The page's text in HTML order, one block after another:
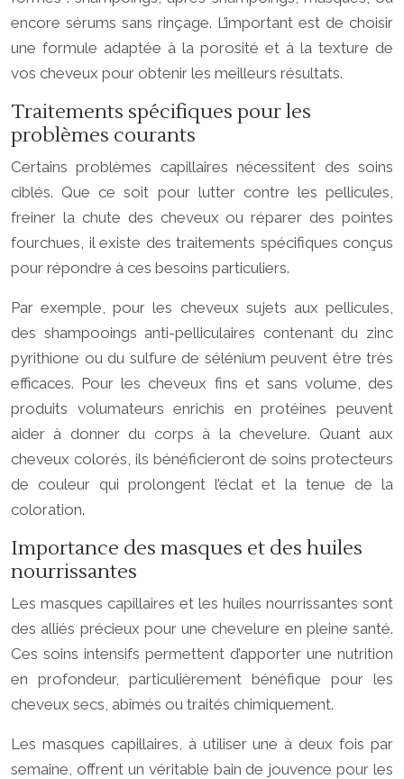
encore sérums sans rinçage. L’important est de choisir
une formule adaptée à la porosité et à la texture de
vos cheveux pour obtenir les meilleurs résultats.
Traitements spécifiques pour les
problèmes courants
Certains problèmes capillaires nécessitent des soins
ciblés. Que ce soit pour lutter contre les pellicules,
freiner la chute des cheveux ou réparer des pointes
fourchues, il existe des traitements spécifiques conçus
pour répondre à ces besoins particuliers.
Par exemple, pour les cheveux sujets aux pellicules,
des shampooings anti-pelliculaires contenant du zinc
pyrithione ou du sulfure de sélénium peuvent être très
efficaces. Pour les cheveux fins et sans volume, des
produits volumateurs enrichis en protéines peuvent
aider à donner du corps à la chevelure. Quant aux
cheveux colorés, ils bénéficieront de soins protecteurs
de couleur qui prolongent l’éclat et la tenue de la
coloration.
Importance des masques et des huiles
nourrissantes
Les masques capillaires et les huiles nourrissantes sont
des alliés précieux pour une chevelure en pleine santé.
Ces soins intensifs permettent d’apporter une nutrition
en profondeur, particulièrement bénéfique pour les
cheveux secs, abîmés ou traités chimiquement.
Les masques capillaires, à utiliser une à deux fois par
semaine, offrent un véritable bain de jouvence pour les